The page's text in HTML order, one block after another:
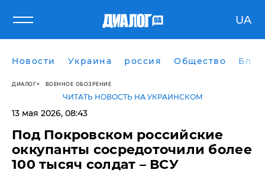
UA
Новости Украина россия Общество
ДИАЛОГ ВОЕННОЕ ОБОЗРЕНИЕ
ЧИТАТЬ НОВОСТЬ НА УКРАИНСКОМ
13 мая 2026, 08:43
Под Покровском российские
оккупанты сосредоточили более
100 тысяч солдат – ВСУ